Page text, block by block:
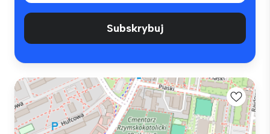
Subskrybuj